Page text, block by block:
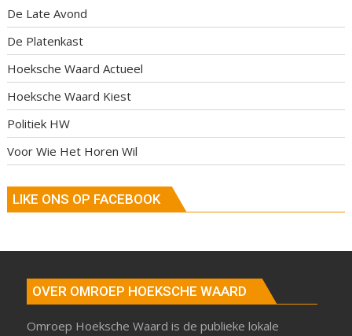
De Late Avond
De Platenkast
Hoeksche Waard Actueel
Hoeksche Waard Kiest
Politiek HW
Voor Wie Het Horen Wil
LIKE ONS OP FACEBOOK
OVER OMROEP HOEKSCHE WAARD
Omroep Hoeksche Waard is de publieke lokale